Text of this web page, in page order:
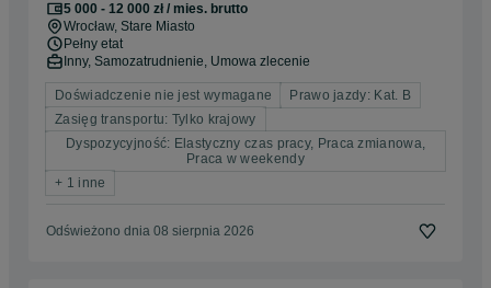
5 000 - 12 000 zł / mies. brutto
Wrocław, Stare Miasto
Pełny etat
Inny, Samozatrudnienie, Umowa zlecenie
Doświadczenie nie jest wymagane
Prawo jazdy: Kat. B
Zasięg transportu: Tylko krajowy
Dyspozycyjność: Elastyczny czas pracy, Praca zmianowa,
Praca w weekendy
+ 1 inne
Odświeżono dnia 08 sierpnia 2026